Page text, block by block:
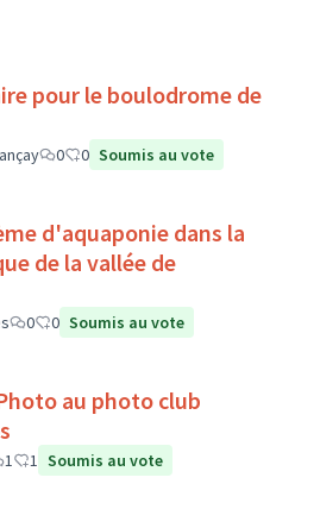
pour le boulodrome de
0 0 Soumis au vote
d'aquaponie dans la
de la vallée de
0 0 Soumis au vote
au photo club
1 1 Soumis au vote